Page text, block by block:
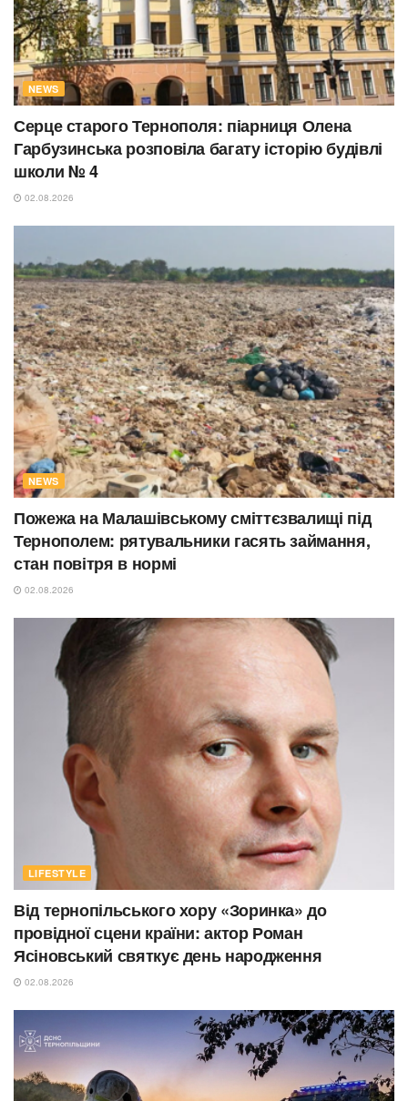
NEWS
Серце старого Тернополя: піарниця Олена
Гарбузинська розповіла багату історію будівлі
школи № 4
02.08.2026
NEWS
Пожежа на Малашівському сміттєзвалищі під
Тернополем: рятувальники гасять займання,
стан повітря в нормі
02.08.2026
LIFESTYLE
Від тернопільського хору «Зоринка» до
провідної сцени країни: актор Роман
Ясіновський святкує день народження
02.08.2026